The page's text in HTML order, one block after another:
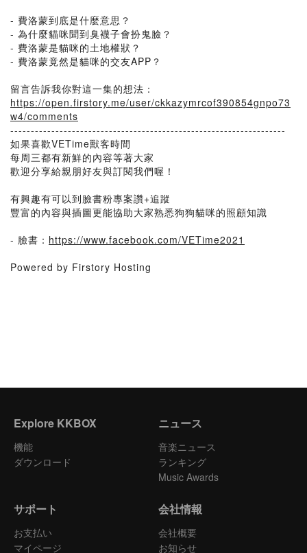
- 費洛蒙到底是什麼意思？
- 為什麼貓咪聞到臭襪子會扮鬼臉？
- 費洛蒙是貓咪的土地權狀？
- 費洛蒙竟然是貓咪的交友APP？
留言告訴我你對這一集的想法：
https://open.firstory.me/user/ckkazymrcof390854gnpo73
w4/comments
-------------------------------------------------------------------
如果喜歡VETime獸客時間
每周三都有新鮮的內容等著大家
歡迎分享給親朋好友與訂閱我們喔！
有興趣有可以到臉書粉專案讚+追蹤
豐富的內容與插圖更能協助大家熟悉狗狗貓咪的照顧知識
- 臉書： https://www.facebook.com/VETime2021
Powered by Firstory Hosting
Explore KKBOX
機能
ダウンロード
ニュース
音楽ニュース
ランキング
Music Awards
サポート
お支払い
マイページ
会社情報
会社概要
お知らせ